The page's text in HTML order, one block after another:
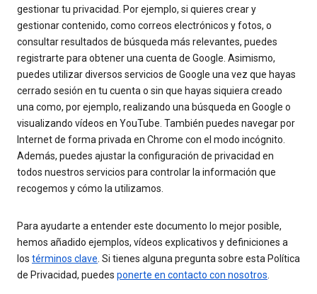
gestionar tu privacidad. Por ejemplo, si quieres crear y
gestionar contenido, como correos electrónicos y fotos, o
consultar resultados de búsqueda más relevantes, puedes
registrarte para obtener una cuenta de Google. Asimismo,
puedes utilizar diversos servicios de Google una vez que hayas
cerrado sesión en tu cuenta o sin que hayas siquiera creado
una como, por ejemplo, realizando una búsqueda en Google o
visualizando vídeos en YouTube. También puedes navegar por
Internet de forma privada en Chrome con el modo incógnito.
Además, puedes ajustar la configuración de privacidad en
todos nuestros servicios para controlar la información que
recogemos y cómo la utilizamos.
Para ayudarte a entender este documento lo mejor posible,
hemos añadido ejemplos, vídeos explicativos y definiciones a
los términos clave. Si tienes alguna pregunta sobre esta Política
de Privacidad, puedes ponerte en contacto con nosotros.